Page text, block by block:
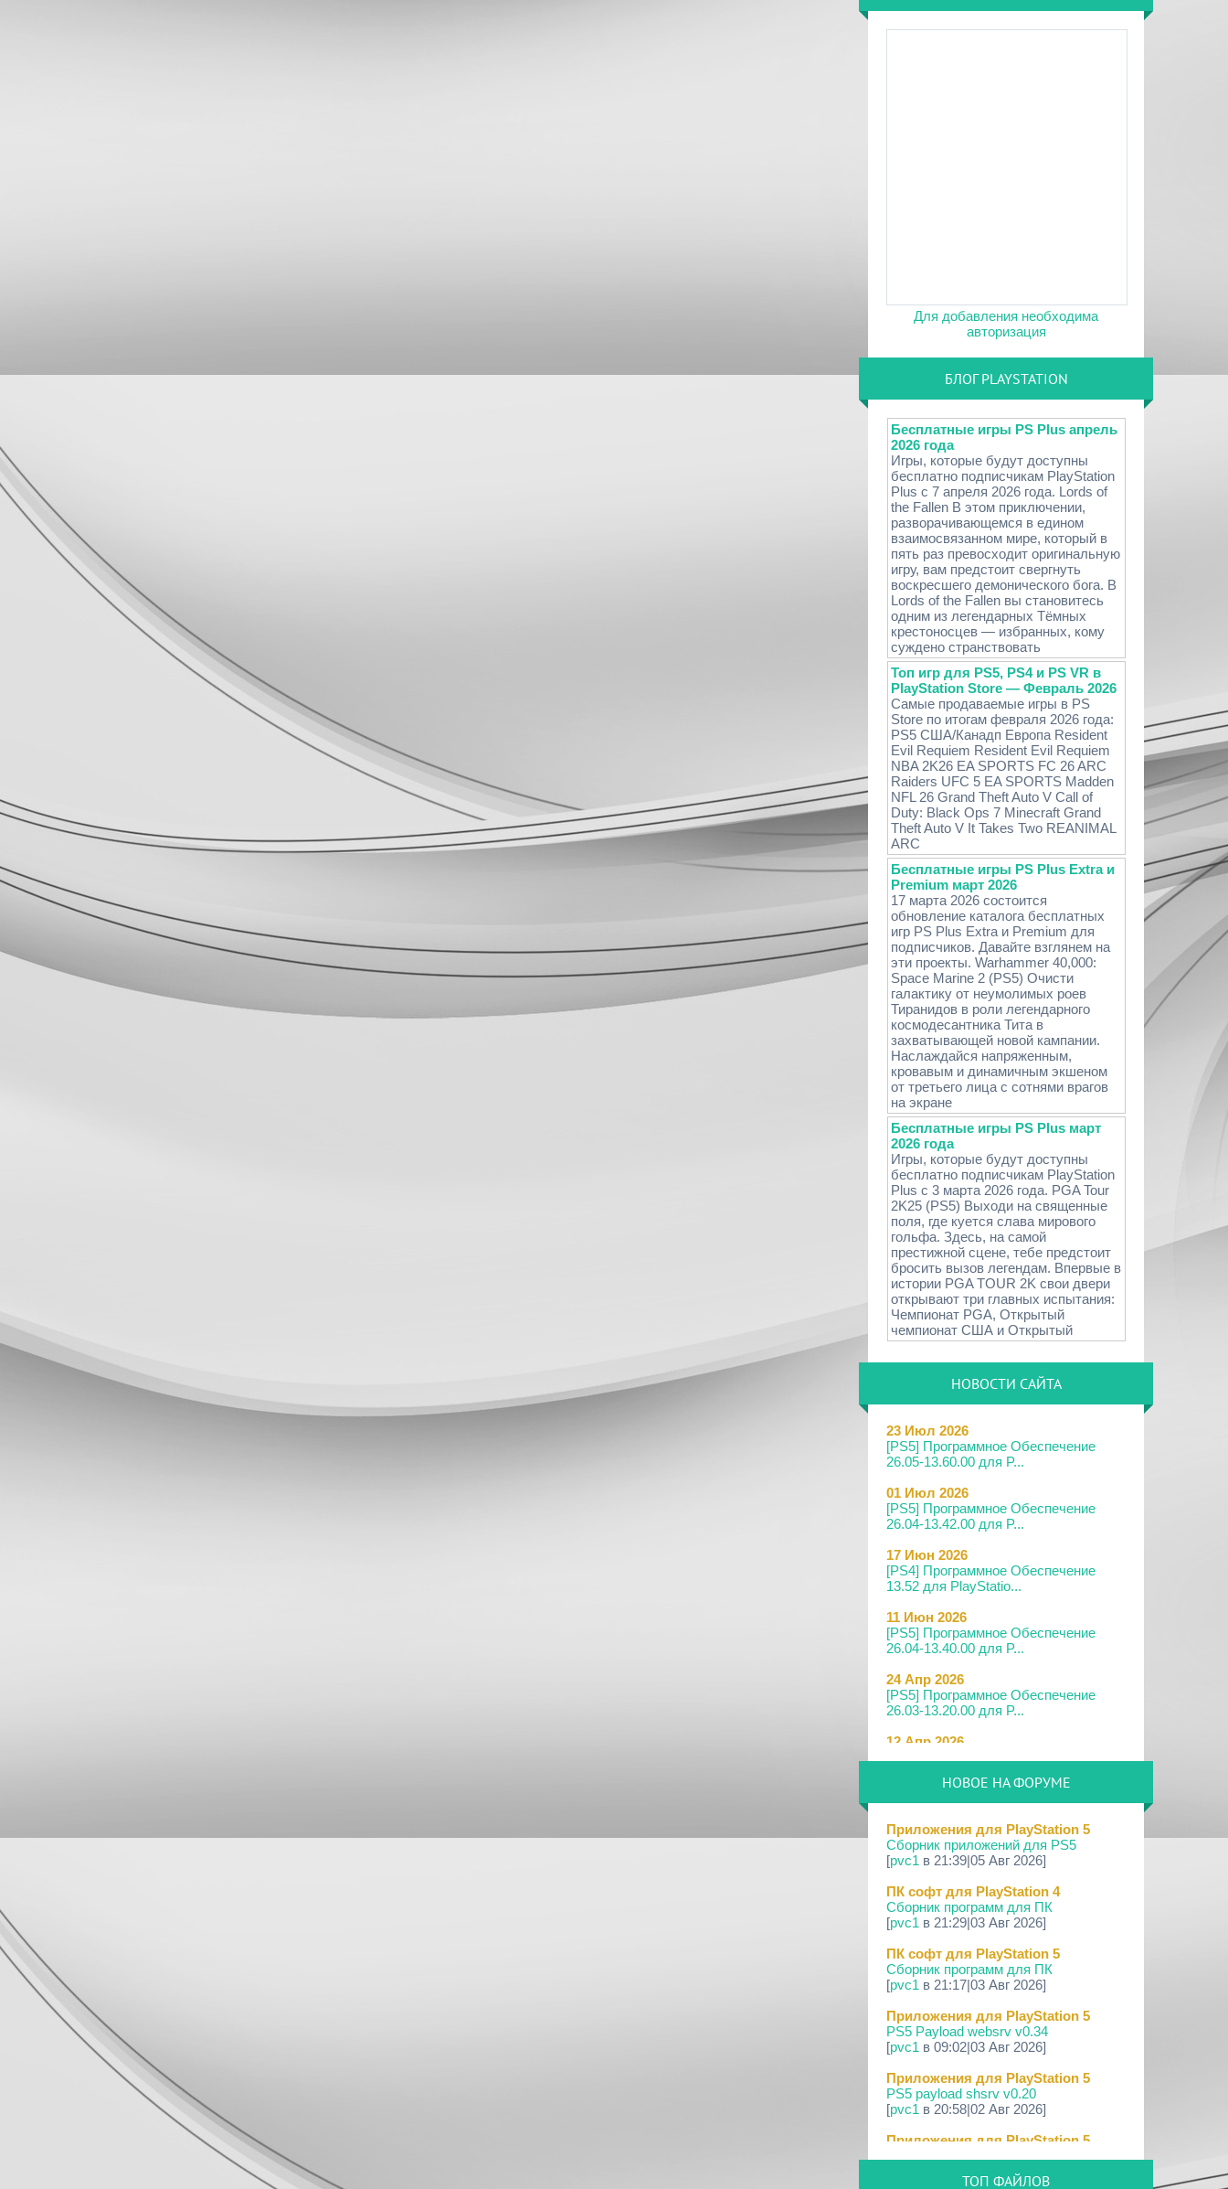
Для добавления необходима
авторизация
БЛОГ PLAYSTATION
Бесплатные игры PS Plus апрель
2026 года
Игры, которые будут доступны
бесплатно подписчикам PlayStation
Plus с 7 апреля 2026 года. Lords of
the Fallen В этом приключении,
разворачивающемся в едином
взаимосвязанном мире, который в
пять раз превосходит оригинальную
игру, вам предстоит свергнуть
воскресшего демонического бога. В
Lords of the Fallen вы становитесь
одним из легендарных Тёмных
крестоносцев — избранных, кому
суждено странствовать
Топ игр для PS5, PS4 и PS VR в
PlayStation Store — Февраль 2026
Самые продаваемые игры в PS
Store по итогам февраля 2026 года:
PS5 США/Канадп Европа Resident
Evil Requiem Resident Evil Requiem
NBA 2K26 EA SPORTS FC 26 ARC
Raiders UFC 5 EA SPORTS Madden
NFL 26 Grand Theft Auto V Call of
Duty: Black Ops 7 Minecraft Grand
Theft Auto V It Takes Two REANIMAL
ARC
Бесплатные игры PS Plus Extra и
Premium март 2026
17 марта 2026 состоится
обновление каталога бесплатных
игр PS Plus Extra и Premium для
подписчиков. Давайте взглянем на
эти проекты. Warhammer 40,000:
Space Marine 2 (PS5) Очисти
галактику от неумолимых роев
Тиранидов в роли легендарного
космодесантника Тита в
захватывающей новой кампании.
Наслаждайся напряженным,
кровавым и динамичным экшеном
от третьего лица с сотнями врагов
на экране
Бесплатные игры PS Plus март
2026 года
Игры, которые будут доступны
бесплатно подписчикам PlayStation
Plus с 3 марта 2026 года. PGA Tour
2K25 (PS5) Выходи на священные
поля, где куется слава мирового
гольфа. Здесь, на самой
престижной сцене, тебе предстоит
бросить вызов легендам. Впервые в
истории PGA TOUR 2K свои двери
открывают три главных испытания:
Чемпионат PGA, Открытый
чемпионат США и Открытый
НОВОСТИ САЙТА
23 Июл 2026
[PS5] Программное Обеспечение
26.05-13.60.00 для P...
01 Июл 2026
[PS5] Программное Обеспечение
26.04-13.42.00 для P...
17 Июн 2026
[PS4] Программное Обеспечение
13.52 для PlayStatio...
11 Июн 2026
[PS5] Программное Обеспечение
26.04-13.40.00 для P...
24 Апр 2026
[PS5] Программное Обеспечение
26.03-13.20.00 для P...
12 Апр 2026
09 Апр 2026
29 Мар 2026
[PS3] PS3HEN v3.5.0
19 Мар 2026
[PS Portal] Программное
Обеспечение 7.0.0 для PS P...
18 Мар 2026
[PS3] Программное Обеспечение 4.93
для PlayStation...
17 Мар 2026
[PS4] Программное Обеспечение
13.50 для PlayStatio...
17 Мар 2026
[PS5] Программное Обеспечение
26.02-13.00.00 для P...
19 Фев 2026
[PS3] PS3HEN v3.4.1
НОВОЕ НА ФОРУМЕ
Приложения для PlayStation 5
Сборник приложений для PS5
[pvc1 в 21:39|05 Авг 2026]
ПК софт для PlayStation 4
Сборник программ для ПК
[pvc1 в 21:29|03 Авг 2026]
ПК софт для PlayStation 5
Сборник программ для ПК
[pvc1 в 21:17|03 Авг 2026]
Приложения для PlayStation 5
PS5 Payload websrv v0.34
[pvc1 в 09:02|03 Авг 2026]
Приложения для PlayStation 5
PS5 payload shsrv v0.20
[pvc1 в 20:58|02 Авг 2026]
Приложения для PlayStation 5
в 20:57|02 Авг 2026]
ТОП ФАЙЛОВ